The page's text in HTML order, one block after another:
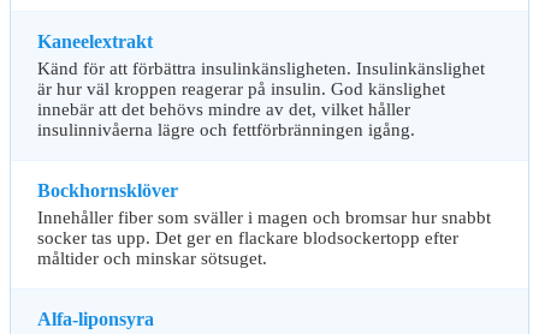
Kaneelextrakt
Känd för att förbättra insulinkänsligheten. Insulinkänslighet
är hur väl kroppen reagerar på insulin. God känslighet
innebär att det behövs mindre av det, vilket håller
insulinnivåerna lägre och fettförbränningen igång.
Bockhornsklöver
Innehåller fiber som sväller i magen och bromsar hur snabbt
socker tas upp. Det ger en flackare blodsockertopp efter
måltider och minskar sötsuget.
Alfa-liponsyra